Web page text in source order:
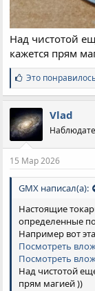
Над чистотой
кажется прям
С
и
м
п
а
т
и
:
Это
Vlad
15 Мар 2026
GMX написал(а):
Настоящие
определенные
Например вот
Посмотреть
Посмотреть
Над чистотой
прям магией ))